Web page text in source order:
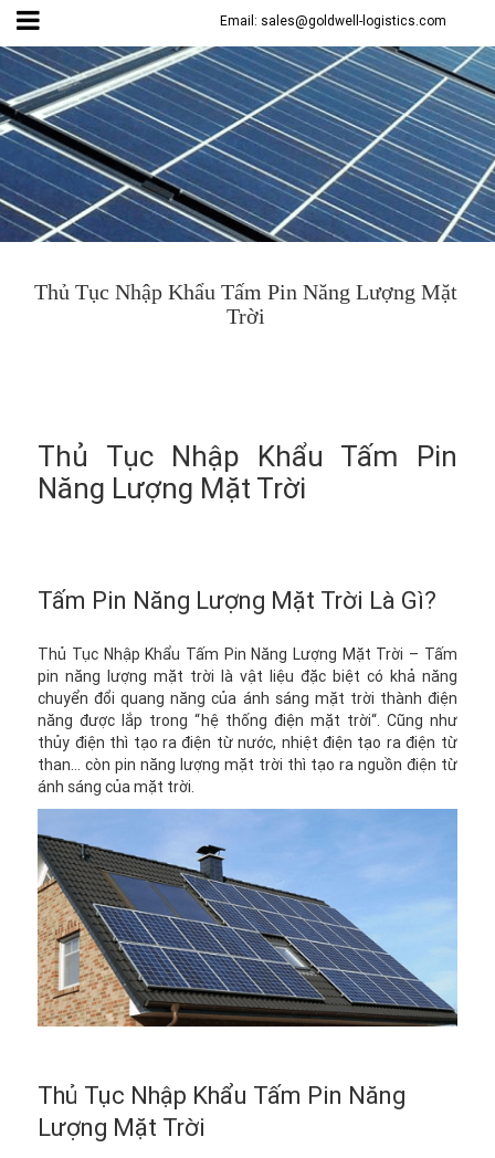
Email: sales@goldwell-logistics.com
Thủ Tục Nhập Khẩu Tấm Pin Năng Lượng Mặt
Trời
Thủ Tục Nhập Khẩu Tấm Pin
Năng Lượng Mặt Trời
Tấm Pin Năng Lượng Mặt Trời Là Gì?
Thủ Tục Nhập Khẩu Tấm Pin Năng Lượng Mặt Trời – Tấm
pin năng lượng mặt trời là vật liệu đặc biệt có khả năng
chuyển đổi quang năng của ánh sáng mặt trời thành điện
năng được lắp trong “hệ thống điện mặt trời“. Cũng như
thủy điện thì tạo ra điện từ nước, nhiệt điện tạo ra điện từ
than… còn pin năng lượng mặt trời thì tạo ra nguồn điện từ
ánh sáng của mặt trời.
Thủ Tục Nhập Khẩu Tấm Pin Năng
Lượng Mặt Trời